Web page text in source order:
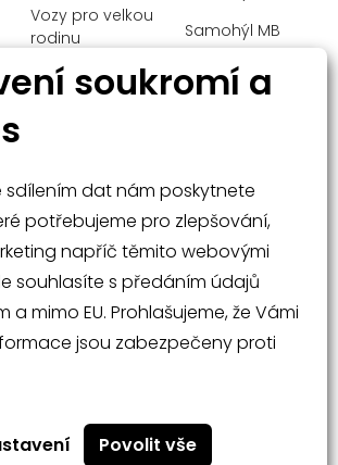
EU6 - prohlášení o
nepřihlášené vozy - II. díl
TECHNIC TYPE 0
CODE WLTP 3RD ACT
TO UN ECE R100 CHANGE
stropu MANUFAKTUR -
MICROCUT černé
prvky v masce chladiče
lesklé označení typu
tmavá skla od B sloupku
Vozy pro velkou
rodinu
Manažerské
vozy
SUV
Samohýl MB
Ochrana
osobních údajů
vozů
Rádce při nákupu
soukromí a
sdílením dat nám poskytnete
potřebujeme pro zlepšování,
napříč těmito webovými
mimo EU. Prohlašujeme, že Vámi
jsou zabezpečeny proti
Povolit vše